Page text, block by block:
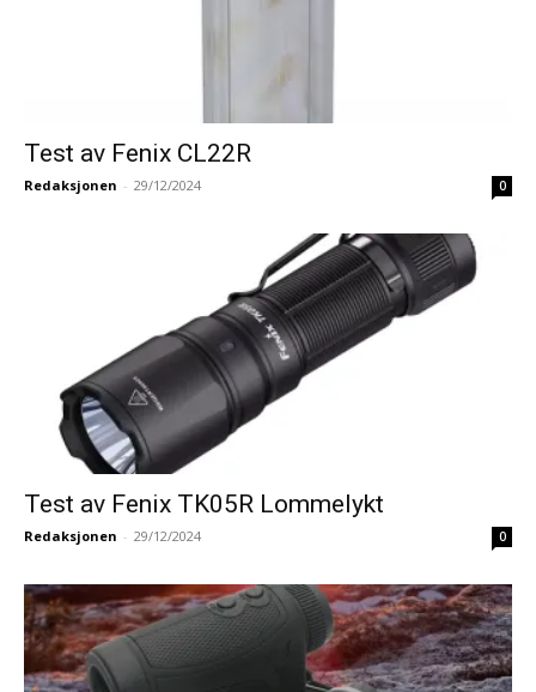
Test av Fenix CL22R
Redaksjonen - 29/12/2024 0
Test av Fenix TK05R Lommelykt
Redaksjonen - 29/12/2024 0